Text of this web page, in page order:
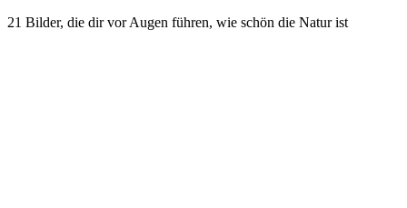
21 Bilder, die dir vor Augen führen, wie schön die Natur ist